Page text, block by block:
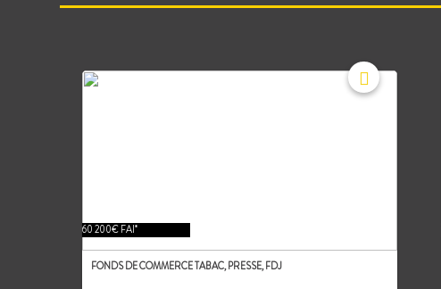
60 200€ FAI*
FONDS DE COMMERCE TABAC, PRESSE, FDJ